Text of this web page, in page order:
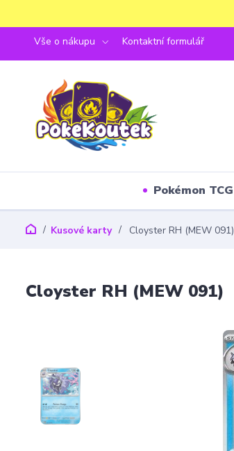
Vše o nákupu Kontaktní formulář
Pokémon TCG
Kusové karty Cloyster RH (MEW 091)
Cloyster RH (MEW 091)